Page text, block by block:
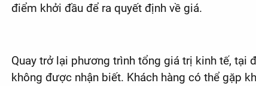
điểm khởi đầu để ra quyết định về giá.
Quay trở lại phương trình tổng giá trị kinh tế, tại
không được nhận biết. Khách hàng có thể gặp